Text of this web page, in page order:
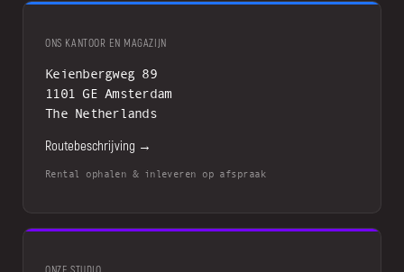
ONS KANTOOR EN MAGAZIJN
Keienbergweg 89
1101 GE Amsterdam
The Netherlands
Routebeschrijving →
Rental ophalen & inleveren op afspraak
ONZE STUDIO